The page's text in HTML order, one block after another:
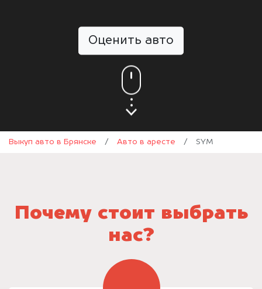
Оценить авто
Выкуп авто в Брянске / Авто в аресте / SYM
Почему стоит выбрать
нас?